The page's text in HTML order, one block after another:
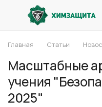
Главная Статьи
Масштабные
учения
2025"